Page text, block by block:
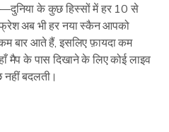
के कुछ हिस्सों में हर 10 से
अब भी हर नया स्कैन आपको
बार आते हैं, इसलिए फ़ायदा कम
मैप के पास दिखाने के लिए कोई लाइव
नहीं बदलती।